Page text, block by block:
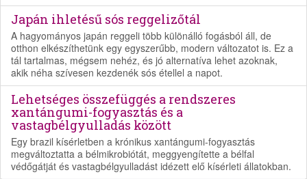
Japán ihletésű sós reggelizőtál
A hagyományos japán reggeli több különálló fogásból áll, de
otthon elkészíthetünk egy egyszerűbb, modern változatot is. Ez a
tál tartalmas, mégsem nehéz, és jó alternatíva lehet azoknak,
akik néha szívesen kezdenék sós étellel a napot.
Lehetséges összefüggés a rendszeres
xantángumi-fogyasztás és a
vastagbélgyulladás között
Egy brazil kísérletben a krónikus xantángumi-fogyasztás
megváltoztatta a bélmikrobiótát, meggyengítette a bélfal
védőgátját és vastagbélgyulladást idézett elő kísérleti állatokban.